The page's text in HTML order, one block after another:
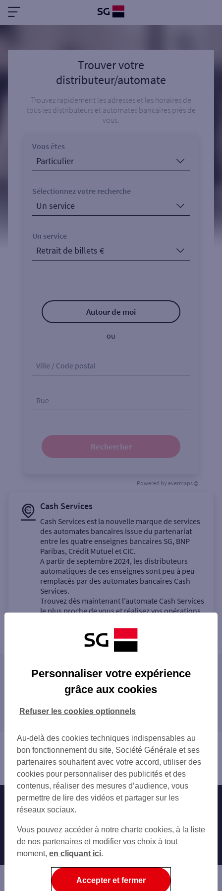
Trouver votre
distributeur/automate
Trouvez rapidement les adresses et les horaires de
tous les distributeurs et automates bancaires près de
vous.
Vous êtes
Sélectionnez votre recherche
Un service
Autour de moi
ou
Ville / Code postal
Rue
Rechercher
Powered by evermaps ©
Cash Services
Cash Services est la nouvelle marque de services
des automates bancaires issue du partenariat
entre les quatre enseignes bancaires SG, BNP
Paribas, Crédit Mutuel et CIC.
A partir de septembre 2024, les distributeurs
automatiques de ces enseignes sont peu à peu
remplacés par des automates bancaires Cash
Services.
Trouvez dès maintenant l’automate Cash Services
le plus proche de vous et réalisez vos opérations
Les distributeurs/automates en France
LYON
NICE
NANTES
STRASBOURG
MONTPELLIER
BORDEAUX
LILLE
RENNES
LE HAVRE
SAINT-ETIENNE
TOULON
GRENOBLE
Tous nos distributeurs/automates en France
Trouver Votre agence SG
Trouver une agence bancaire
Distributeurs/automates
Nos engagements Nous contacter
Autres sites SG
Professionnels
Entreprises
Associations
Personnaliser votre expérience
grâce aux cookies
Au-delà des cookies techniques indispensables au
bon fonctionnement du site, Société Générale et ses
partenaires souhaitent avec votre accord, utiliser des
cookies pour personnaliser des publicités et des
contenus, réaliser des mesures d’audience, vous
permettre de lire des vidéos et partager sur les
réseaux sociaux.
Vous pouvez accéder à notre charte cookies, à la liste
de nos partenaires et modifier vos choix à tout
moment, en cliquant ici.
Refuser les cookies optionnels
Accepter et fermer